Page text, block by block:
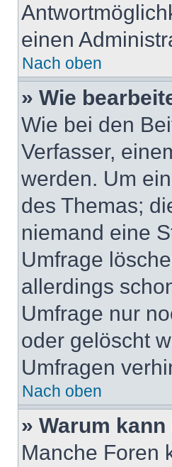
einen
Nach oben
» Wie
Wie bei den
Verfasser,
werden. Um
des Themas;
niemand eine
Umfrage
allerdings
Umfrage nur
oder gelöscht
Umfragen
Nach oben
» Warum
Manche Foren